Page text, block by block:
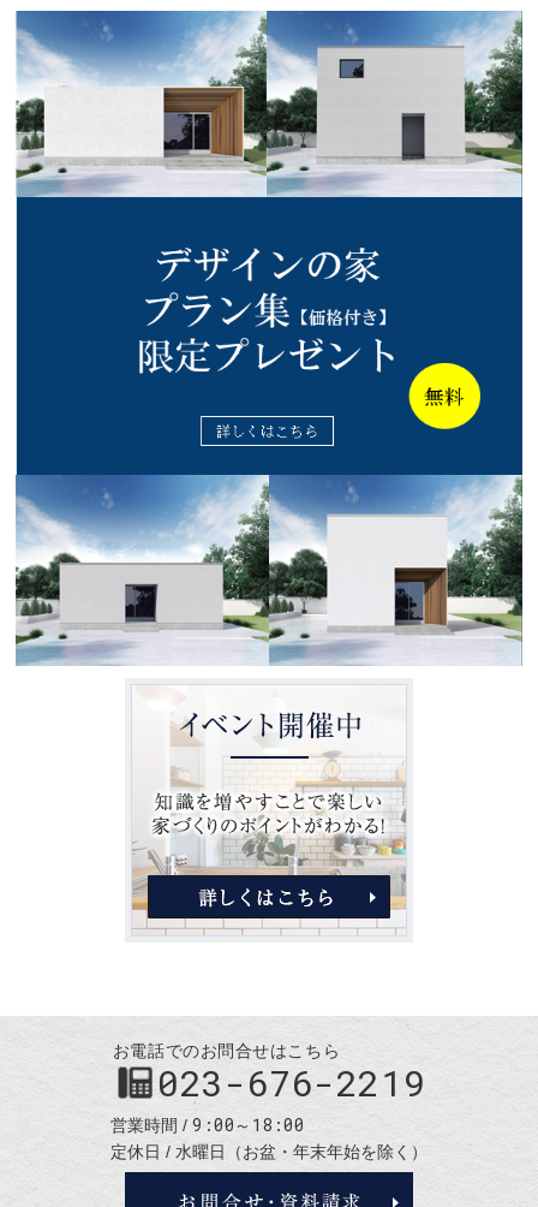
お電話でのお問合せはこちら
023-676-2219
営業時間 9:00～18:00
定休日 水曜日（お盆・年末年始を除く）